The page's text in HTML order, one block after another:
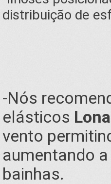
distribuição de
-Nós
elásticos
vento
aumentando
bainhas.